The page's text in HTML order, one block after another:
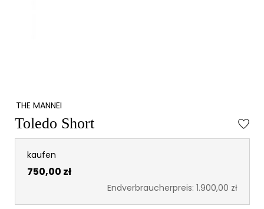
THE MANNEI
Toledo Short
kaufen
750,00 zł
Endverbraucherpreis: 1.900,00 zł